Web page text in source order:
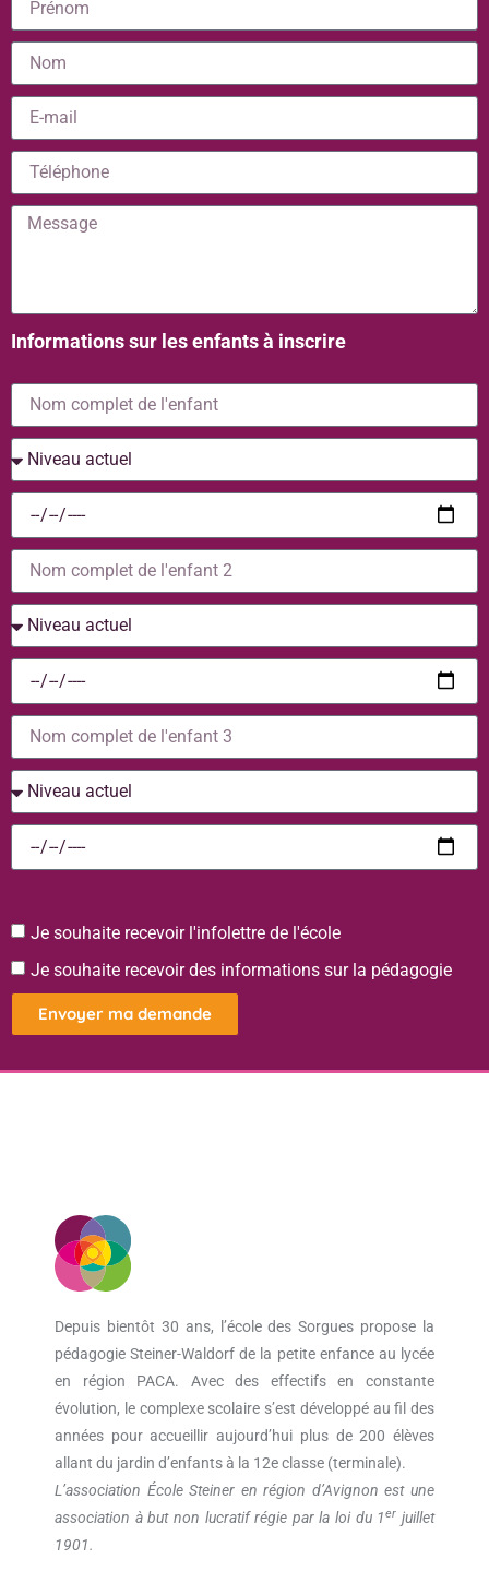
Informations sur les enfants à inscrire
Je souhaite recevoir l'infolettre de l'école
Je souhaite recevoir des informations sur la pédagogie
Envoyer ma demande
Depuis bientôt 30 ans, l’école des Sorgues propose la
pédagogie Steiner-Waldorf de la petite enfance au lycée
en région PACA. Avec des effectifs en constante
évolution, le complexe scolaire s’est développé au fil des
années pour accueillir aujourd’hui plus de 200 élèves
allant du jardin d’enfants à la 12e classe (terminale).
L’association École Steiner en région d’Avignon est une
association à but non lucratif régie par la loi du 1er juillet
1901.